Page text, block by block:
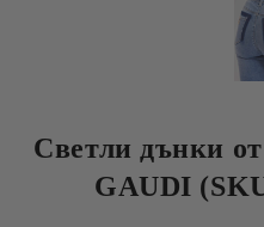
Светли дънки
GAUDI